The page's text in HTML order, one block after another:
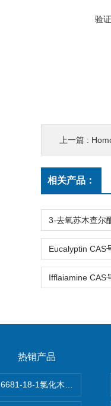
验
上一篇 :
相关产品：
热销产品
6681-18-1氯化木兰花碱